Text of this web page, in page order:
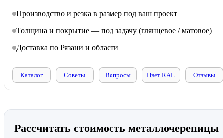
Производство и резка в размер под ваш проект
Толщина и покрытие — под задачу (глянцевое / матовое)
Доставка по Рязани и области
Каталог Советы Вопросы Цвет RAL Отзывы
Рассчитать стоимость металлочерепицы